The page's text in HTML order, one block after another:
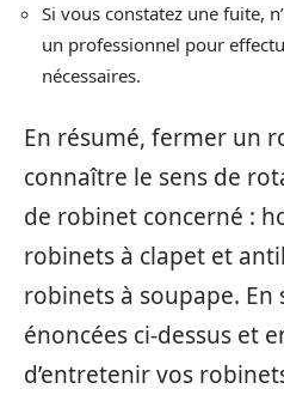
Si vous constatez une fuite,
un professionnel pour
nécessaires.
En résumé, fermer un
connaître le sens de
de robinet concerné :
robinets à clapet et
robinets à soupape. En
énoncées ci-dessus et
d’entretenir vos